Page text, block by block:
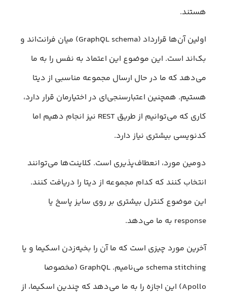
هستند.
اولین آن‌ها قرارداد (GraphQL schema) میان فرانت‌اند و
بک‌اند است. این موضوع این اعتماد به نفس را به ما
می‌دهد که ما در حال ارسال مجموعه مناسبی از دیتا
هستیم. همچنین اعتبارسنجی‌ای در اختیارمان قرار دارد،
کاری که می‌توانیم از طریق REST نیز انجام دهیم اما
کدنویسی بیشتری نیاز دارد.
دومین مورد، انعطاف‌پذیری است. کلاینت‌ها می‌توانند
انتخاب کنند که کدام مجموعه از دیتا را دریافت کنند.
این موضوع کنترل بیشتری بر روی سایز پاسخ یا
response به ما می‌دهد.
آخرین مورد چیزی است که ما آن را بخیه‌زدن اسکیما و یا
schema stitching می‌نامیم. GraphQL (مخصوصا
Apollo) این اجازه را به ما می‌دهد که چندین اسکیما، از